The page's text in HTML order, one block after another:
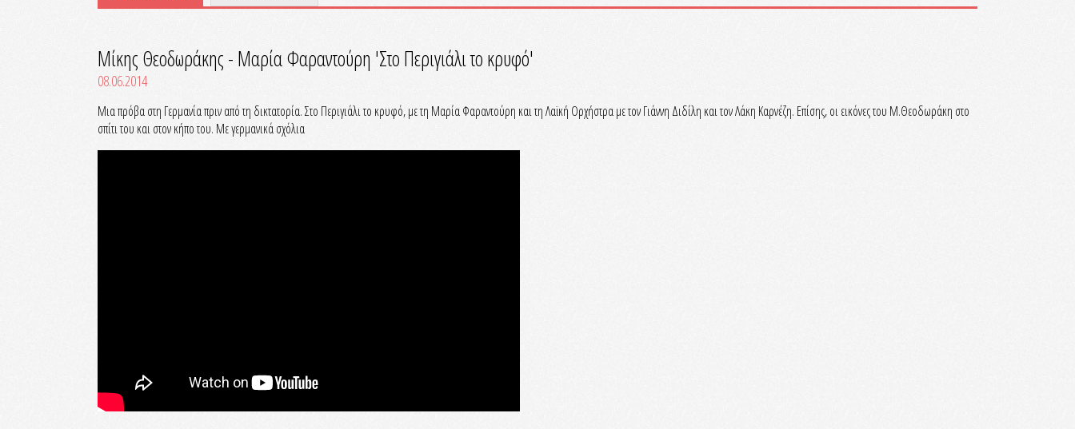
Μίκης Θεοδωράκης - Μαρία Φαραντούρη 'Στο Περιγιάλι το κρυφό'
08.06.2014
Mια πρόβα στη Γερμανία πριν από τη δικτατορία. Στο Περιγιάλι το κρυφό, με τη Μαρία Φαραντούρη και τη Λαϊκή Ορχήστρα με τον Γιάννη Διδίλη και τον Λάκη Καρνέζη. Επίσης, οι εικόνες του Μ.Θεοδωράκη στο
σπίτι του και στον κήπο του. Με γερμανικά σχόλια